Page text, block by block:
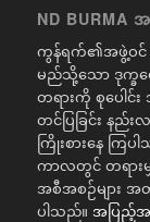
ND BURMA
ကွန်ရက်၏အဖွဲ့ဝင်
မည်သို့သော ဒုက္ခဝေ
တရားကို စုပေါ
တင်ပြခြင်း နည်း
ကြိုးစားနေ ကြပ
ကာလတွင် တရား
အစီအစဉ်များ အ
ပါသည်။ အပြည့်